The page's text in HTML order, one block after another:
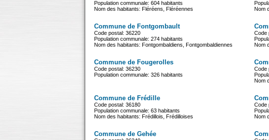
Population communale: 604 habitants
Nom des habitants: Fléréens, Fléréennes
Nom
Commune de Fontgombault
Code postal: 36220
Population communale: 274 habitants
Nom des habitants: Fontgombaldiens, Fontgombaldiennes
Code
Nom
Commune de Fougerolles
Code postal: 36230
Population communale: 326 habitants
Code
Nom
Commune de Frédille
Code postal: 36180
Population communale: 63 habitants
Nom des habitants: Frédillois, Frédilloises
Code
Nom
Commune de Gehée